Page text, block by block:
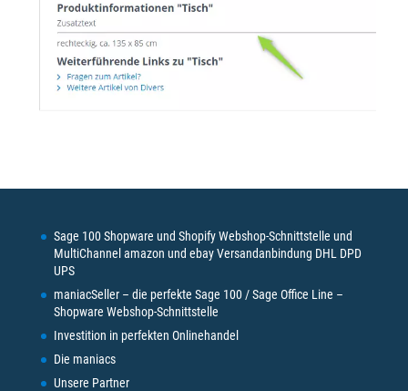
Sage 100 Shopware und Shopify Webshop-Schnittstelle und
MultiChannel amazon und ebay Versandanbindung DHL DPD
UPS
maniacSeller – die perfekte Sage 100 / Sage Office Line –
Shopware Webshop-Schnittstelle
Investition in perfekten Onlinehandel
Die maniacs
Unsere Partner